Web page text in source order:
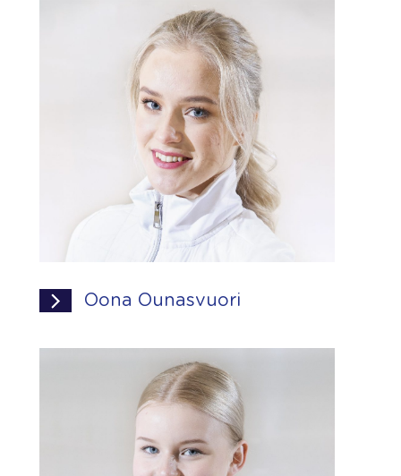
Oona Ounasvuori